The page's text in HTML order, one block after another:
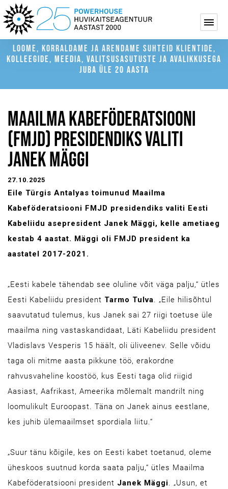
LOOME, KORRALDAME JA ARENDAME SUHTEID KLIENTIDE,
KOLLEEGIDE, MEEDIA, VALITSUSASUTUSTE JA AVALIKKUSEGA
JUBA ÜLE 20 AASTA
MAAILMA KABEFÖDERATSIOONI
(FMJD) PRESIDENDIKS VALITI
JANEK MÄGGI
27.10.2025
Eile Türgis Antalyas toimunud Maailma
Kabeföderatsiooni FMJD presidendiks valiti Eesti
Kabeliidu asepresident Janek Mäggi, kelle ametiaeg
kestab 4 aastat. Mäggi oli FMJD president ka
aastatel 2017-2021.
„Eesti kabele tähendab see oluline võit väga palju,“ ütles
Eesti Kabeliidu president Tarmo Tulva. „Eile hilisõhtul
saavutatud tulemus, kus Janek sai 27 riigi toetuse üle
maailma ning vastaskandidaat, Läti Kabeliidu president
Vladislavs Vesperis 15 häält, oli üliveenev. Selle võidu
taga oli mitme aasta pikkune töö, erakordne
rahvusvaheline koostöö, kus Eesti taga olid riigid
Aasiast, Aafrikast, Ameerika mõlemalt mandrilt ning
loomulikult Euroopast. Täna on Janek ainus eestlane,
kes juhib ülemaailmset spordiala liitu.“
„Suur tänu kõigile, kes on Eesti kabet toetanud, oleme
üheskoos suutnud korda saata palju,“ ütles Maailma
Kabeföderatsiooni president Janek Mäggi. „Usun, et